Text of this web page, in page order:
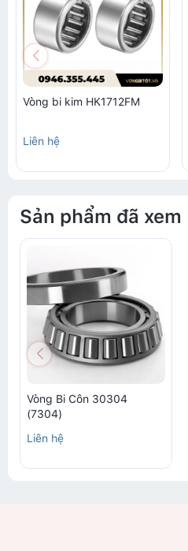
Vòng bi kim HK1712FM
Liên hệ
Sản phẩm đã xem
Vòng Bi Côn 30304
(7304)
Liên hệ